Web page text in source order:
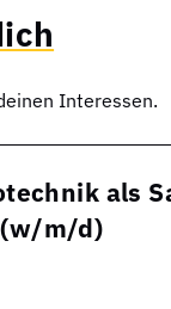
Interessen.
als
m/d)